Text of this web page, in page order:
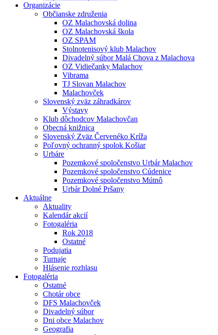
Organizácie
Občianske združenia
OZ Malachovská dolina
OZ Malachovská škola
OZ SPAM
Stolnotenisový klub Malachov
Divadelný súbor Malá Chova z Malachova
OZ Vidiečanky Malachov
Vibrama
TJ Slovan Malachov
Malachovček
Slovenský zväz záhradkárov
Výstavy
Klub dôchodcov Malachovčan
Obecná knižnica
Slovenský Zväz Červenéko Kríža
Poľovný ochranný spolok Košiar
Urbáre
Pozemkové spoločenstvo Urbár Malachov
Pozemkové spoločenstvo Cúdenice
Pozemkové spoločenstvo Mútnô
Urbár Dolné Pršany
Aktuálne
Aktuality
Kalendár akcií
Fotogaléria
Rok 2018
Ostatné
Podujatia
Turnaje
Hlásenie rozhlasu
Fotogaléria
Ostatné
Chotár obce
DFS Malachovček
Divadelný súbor
Dni obce Malachov
Geografia